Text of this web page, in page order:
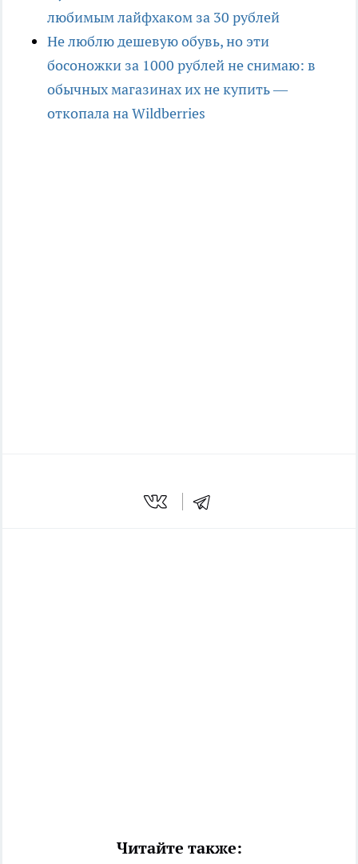
любимым лайфхаком за 30 рублей
Не люблю дешевую обувь, но эти
босоножки за 1000 рублей не снимаю: в
обычных магазинах их не купить —
откопала на Wildberries
Читайте также: